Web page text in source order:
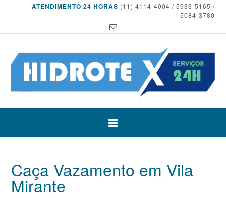
ATENDIMENTO 24 HORAS (11) 4114-4004 / 5933-5165 /
5084-3780
Caça Vazamento em Vila
Mirante